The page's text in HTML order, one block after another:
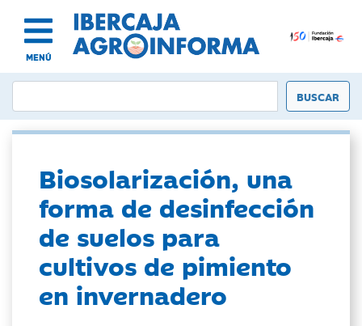
MENÚ
Biosolarización, una
forma de desinfección
de suelos para
cultivos de pimiento
en invernadero